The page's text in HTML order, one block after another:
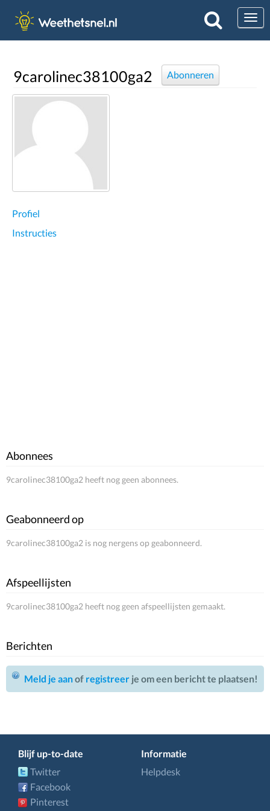
9carolinec38100ga2 Abonneren
Profiel
Instructies
Abonnees
9carolinec38100ga2 heeft nog geen abonnees.
Geabonneerd op
9carolinec38100ga2 is nog nergens op geabonneerd.
Afspeellijsten
9carolinec38100ga2 heeft nog geen afspeellijsten gemaakt.
Berichten
Meld je aanof registreer je om een bericht te plaatsen!
Blijf up-to-date
Twitter
Facebook
Pinterest
Informatie
Helpdesk